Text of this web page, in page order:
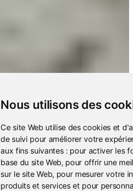
Nous utilisons des
Ce site Web utilise des cookies et
de suivi pour améliorer votre
aux fins suivantes : pour activer les
base du site Web, pour offrir une
sur le site Web, pour mesurer votre
produits et services et pour